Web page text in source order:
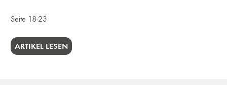
Seite 18-23
ARTIKEL LESEN